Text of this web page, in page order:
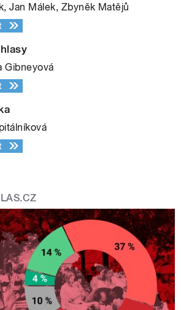
Jan Málek, Zbyněk Matějů
Gibneyová